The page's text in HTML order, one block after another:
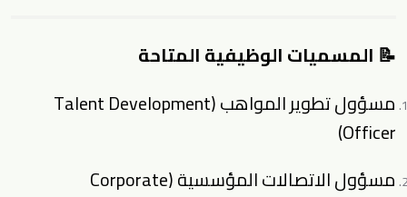
📝 المسميات الوظيفية المتاحة
مسؤول تطوير المواهب (Talent Development
Officer)
مسؤول الاتصالات المؤسسية (Corporate